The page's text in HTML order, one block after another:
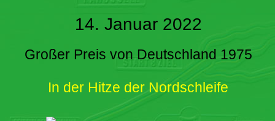
14. Januar 2022
Großer Preis von Deutschland 1975
In der Hitze der Nordschleife